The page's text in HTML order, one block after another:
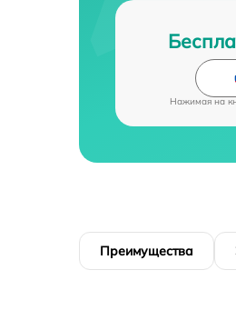
Нажимая на
Преимущества